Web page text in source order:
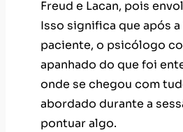
Freud e Lacan, pois
Isso significa que após a
paciente, o psicólogo
apanhado do que foi
onde se chegou com
abordado durante a
pontuar algo.